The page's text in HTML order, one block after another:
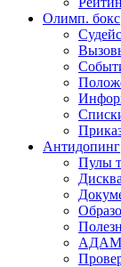
Олимп. бокс
Антидопинг
Пулы